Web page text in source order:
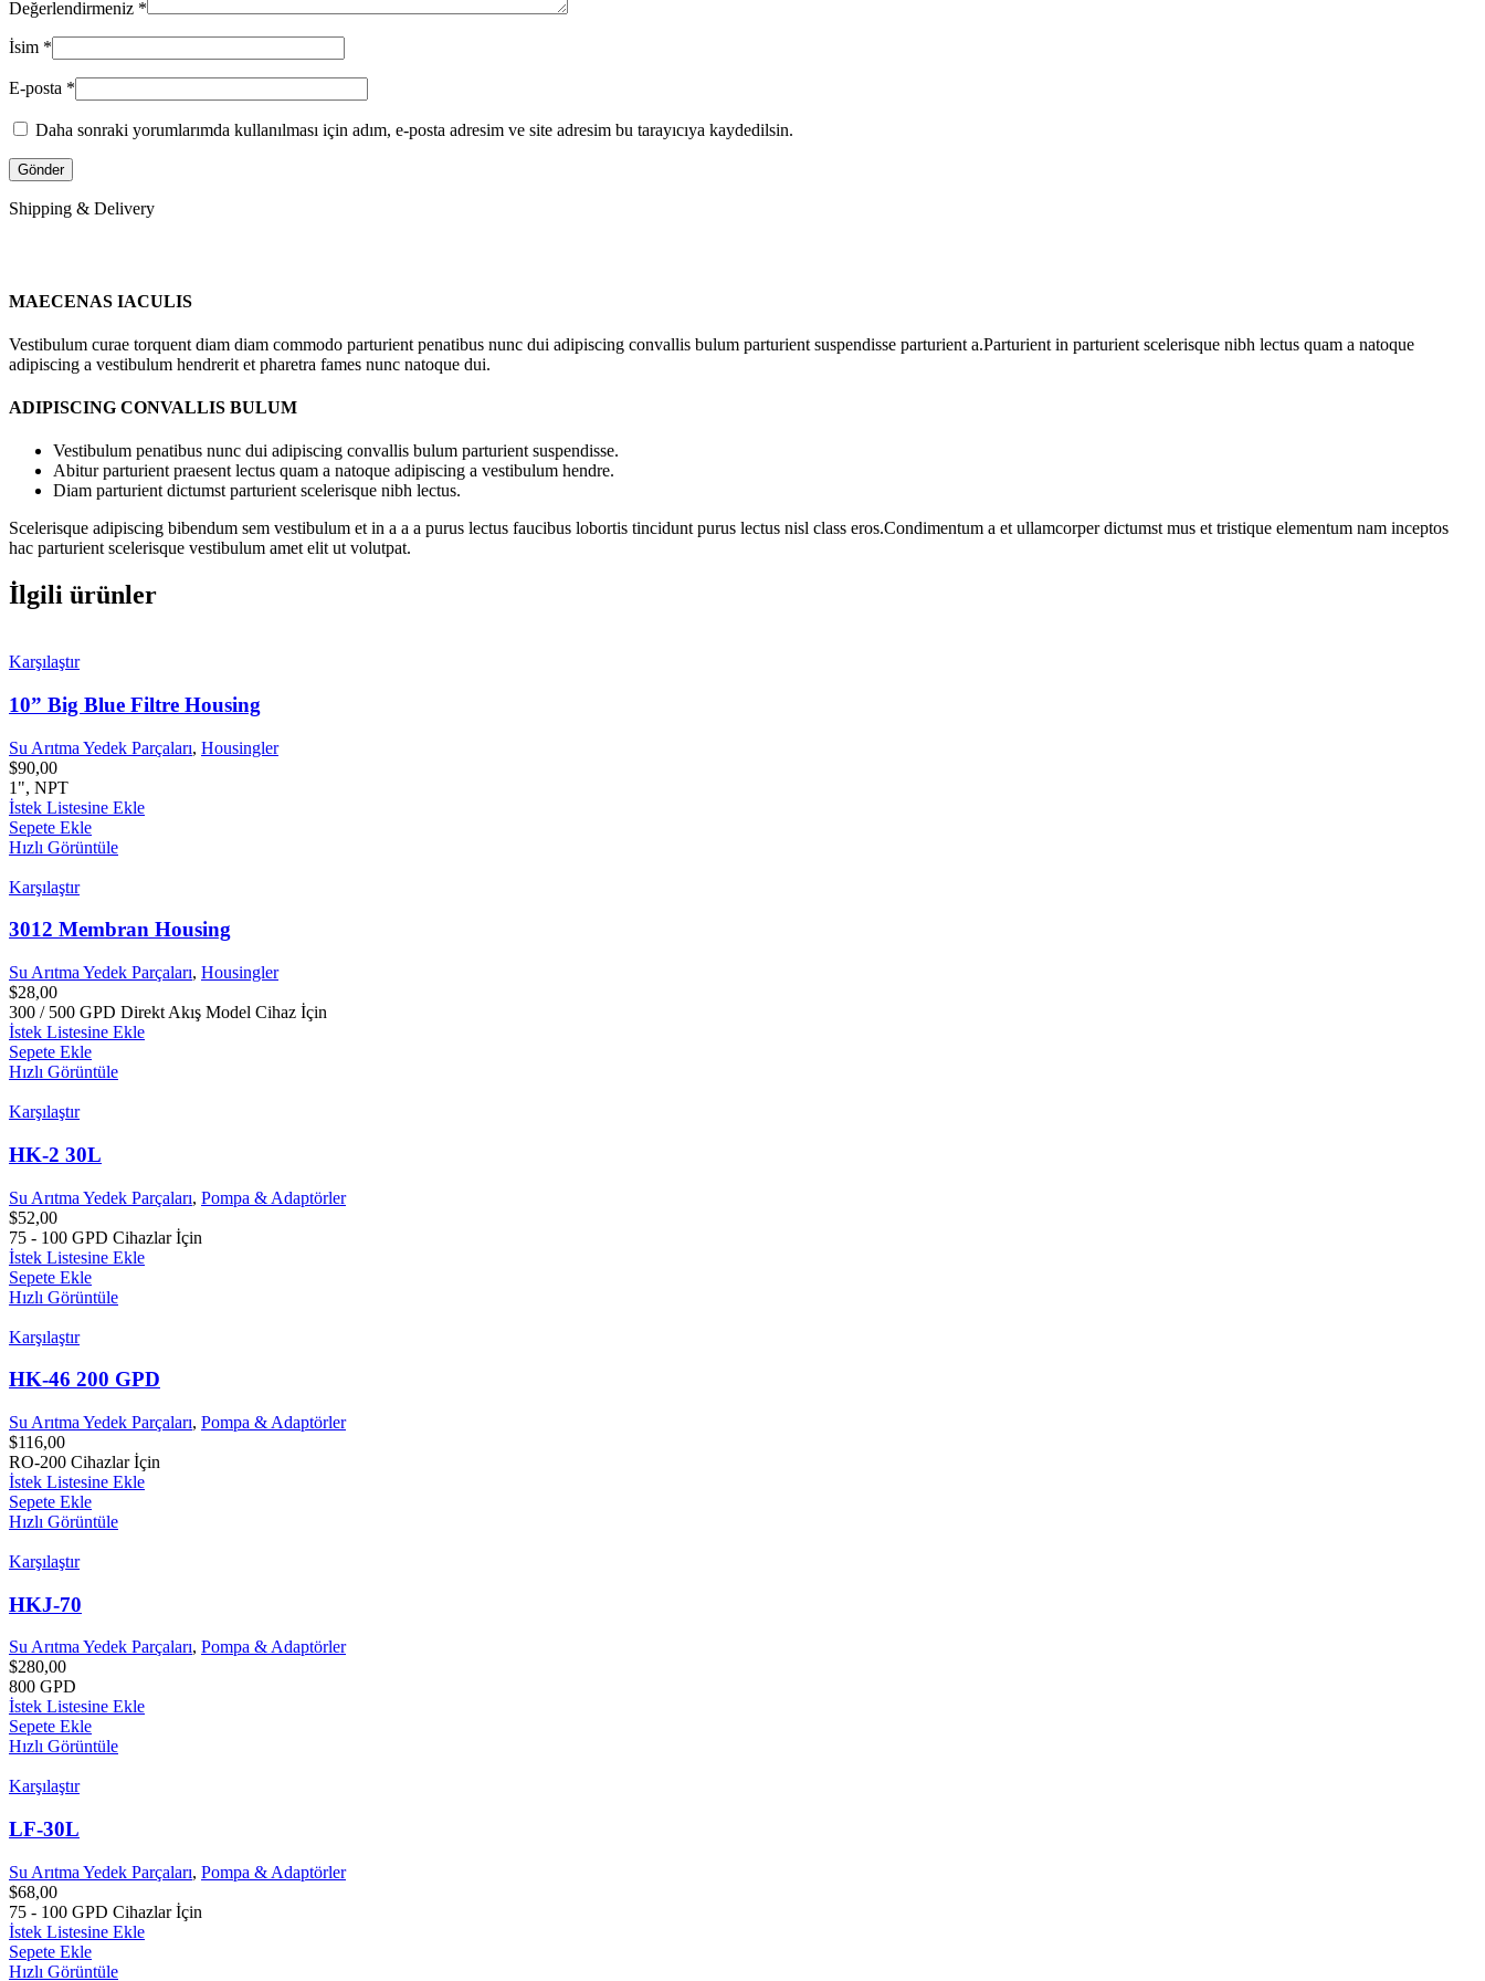
Değerlendirmeniz *
İsim *
E-posta *
Daha sonraki yorumlarımda kullanılması için adım, e-posta adresim ve site adresim bu tarayıcıya kaydedilsin.
Shipping & Delivery
MAECENAS IACULIS
Vestibulum curae torquent diam diam commodo parturient penatibus nunc dui adipiscing convallis bulum parturient suspendisse parturient a.Parturient in parturient scelerisque nibh lectus quam a natoque
adipiscing a vestibulum hendrerit et pharetra fames nunc natoque dui.
ADIPISCING CONVALLIS BULUM
Vestibulum penatibus nunc dui adipiscing convallis bulum parturient suspendisse.
Abitur parturient praesent lectus quam a natoque adipiscing a vestibulum hendre.
Diam parturient dictumst parturient scelerisque nibh lectus.
Scelerisque adipiscing bibendum sem vestibulum et in a a a purus lectus faucibus lobortis tincidunt purus lectus nisl class eros.Condimentum a et ullamcorper dictumst mus et tristique elementum nam inceptos
hac parturient scelerisque vestibulum amet elit ut volutpat.
İlgili ürünler
Karşılaştır
10” Big Blue Filtre Housing
Su Arıtma Yedek Parçaları, Housingler
$90,00
1", NPT
İstek Listesine Ekle
Sepete Ekle
Hızlı Görüntüle
Karşılaştır
3012 Membran Housing
Su Arıtma Yedek Parçaları, Housingler
$28,00
300 / 500 GPD Direkt Akış Model Cihaz İçin
İstek Listesine Ekle
Sepete Ekle
Hızlı Görüntüle
Karşılaştır
HK-2 30L
Su Arıtma Yedek Parçaları, Pompa & Adaptörler
$52,00
75 - 100 GPD Cihazlar İçin
İstek Listesine Ekle
Sepete Ekle
Hızlı Görüntüle
Karşılaştır
HK-46 200 GPD
Su Arıtma Yedek Parçaları, Pompa & Adaptörler
$116,00
RO-200 Cihazlar İçin
İstek Listesine Ekle
Sepete Ekle
Hızlı Görüntüle
Karşılaştır
HKJ-70
Su Arıtma Yedek Parçaları, Pompa & Adaptörler
$280,00
800 GPD
İstek Listesine Ekle
Sepete Ekle
Hızlı Görüntüle
Karşılaştır
LF-30L
Su Arıtma Yedek Parçaları, Pompa & Adaptörler
$68,00
75 - 100 GPD Cihazlar İçin
İstek Listesine Ekle
Sepete Ekle
Hızlı Görüntüle